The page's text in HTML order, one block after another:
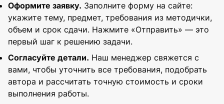
Оформите заявку. Заполните форму на сайте:
укажите тему, предмет, требования из методички,
объем и срок сдачи. Нажмите «Отправить» — это
первый шаг к решению задачи.
Согласуйте детали. Наш менеджер свяжется с
вами, чтобы уточнить все требования, подобрать
автора и рассчитать точную стоимость и сроки
выполнения работы.